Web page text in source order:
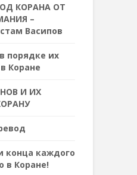
КОРАНА ОТ
–
Васипов
порядке их
Коране
И ИХ
конца каждого
в Коране!